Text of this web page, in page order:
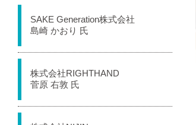
SAKE Generation株式会社
島崎 かおり 氏
株式会社RIGHTHAND
菅原 右敦 氏